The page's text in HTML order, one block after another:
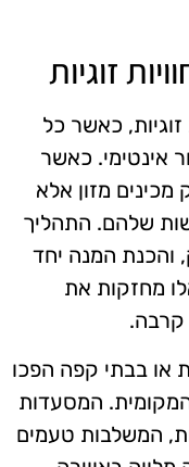
זוגיות
כאשר כל
אינטימי. כאשר
מזון אלא
שלהם. התהליך
והכנת המנה יחד
מחזקות את
קרבה.
או בבתי קפה הפכו
המסעדות
המשלבות טעמים